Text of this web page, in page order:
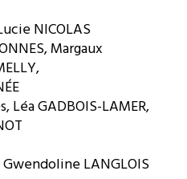
NICOLAS
Margaux
Léa GADBOIS-LAMER,
Gwendoline LANGLOIS